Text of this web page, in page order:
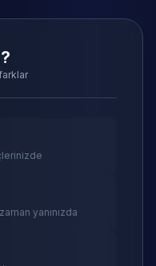
yanınızda